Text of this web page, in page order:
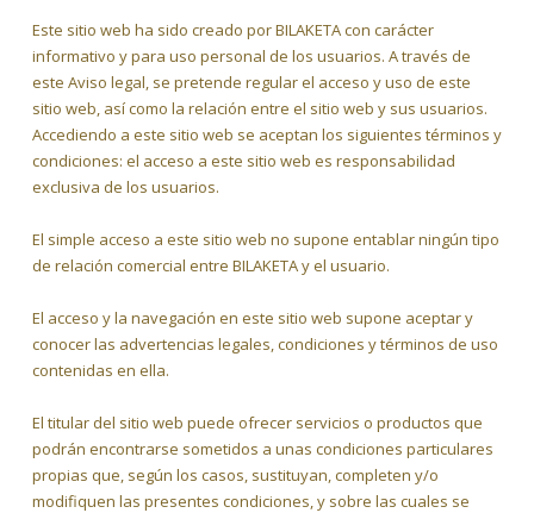
Este sitio web ha sido creado por BILAKETA con carácter
informativo y para uso personal de los usuarios. A través de
este Aviso legal, se pretende regular el acceso y uso de este
sitio web, así como la relación entre el sitio web y sus usuarios.
Accediendo a este sitio web se aceptan los siguientes términos y
condiciones: el acceso a este sitio web es responsabilidad
exclusiva de los usuarios.
El simple acceso a este sitio web no supone entablar ningún tipo
de relación comercial entre BILAKETA y el usuario.
El acceso y la navegación en este sitio web supone aceptar y
conocer las advertencias legales, condiciones y términos de uso
contenidas en ella.
El titular del sitio web puede ofrecer servicios o productos que
podrán encontrarse sometidos a unas condiciones particulares
propias que, según los casos, sustituyan, completen y/o
modifiquen las presentes condiciones, y sobre las cuales se